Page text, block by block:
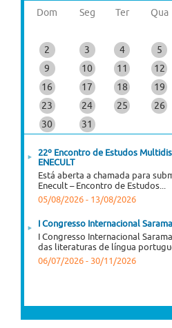
Dom Seg Ter Qua
2
3 4 5
9
10 11 12
16
17 18 19
23
24 25 26
30
31
22º Encontro de Estudos
ENECULT
Está aberta a chamada para
Enecult – Encontro de Estudos...
05/08/2026 - 13/08/2026
I Congresso Internacional
I Congresso Internacional
das literaturas de língua
06/07/2026 - 30/11/2026